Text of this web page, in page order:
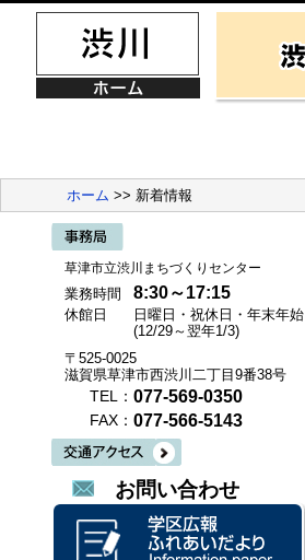
ホーム >> 新着情報
草津市立渋川まちづくりセンター
業務時間 8:30～17:15
休館日
日曜日・祝休日・年末年始
(12/29～翌年1/3)
〒525-0025
滋賀県草津市西渋川二丁目9番38号
TEL： 077-569-0350
FAX： 077-566-5143
お問い合わせ